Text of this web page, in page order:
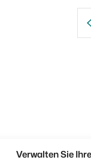
Verwalten Sie